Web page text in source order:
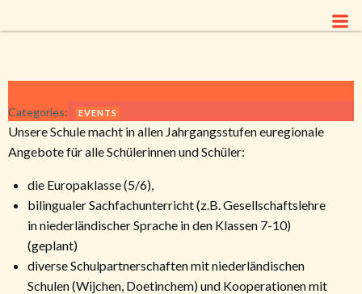
Inhalt
Categories: EVENTS
Unsere Schule macht in allen Jahrgangsstufen euregionale
Angebote für alle Schülerinnen und Schüler:
die Europaklasse (5/6),
bilingualer Sachfachunterricht (z.B. Gesellschaftslehre
in niederländischer Sprache in den Klassen 7-10)
(geplant)
diverse Schulpartnerschaften mit niederländischen
Schulen (Wijchen, Doetinchem) und Kooperationen mit